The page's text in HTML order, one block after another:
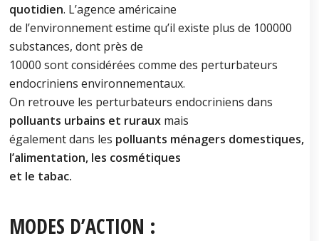
quotidien. L’agence américaine
de l’environnement estime qu’il existe plus de 100000
substances, dont près de
10000 sont considérées comme des perturbateurs
endocriniens environnementaux.
On retrouve les perturbateurs endocriniens dans
polluants urbains et ruraux mais
également dans les polluants ménagers domestiques,
l’alimentation, les cosmétiques
et le tabac.
MODES D’ACTION :